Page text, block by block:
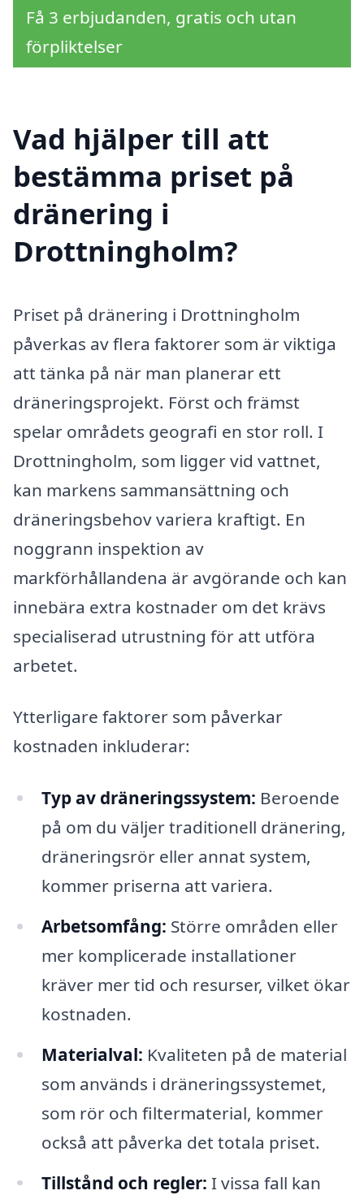
Få 3 erbjudanden, gratis och utan
förpliktelser
Vad hjälper till att
bestämma priset på
dränering i
Drottningholm?
Priset på dränering i Drottningholm
påverkas av flera faktorer som är viktiga
att tänka på när man planerar ett
dräneringsprojekt. Först och främst
spelar områdets geografi en stor roll. I
Drottningholm, som ligger vid vattnet,
kan markens sammansättning och
dräneringsbehov variera kraftigt. En
noggrann inspektion av
markförhållandena är avgörande och kan
innebära extra kostnader om det krävs
specialiserad utrustning för att utföra
arbetet.
Ytterligare faktorer som påverkar
kostnaden inkluderar:
Typ av dräneringssystem: Beroende
på om du väljer traditionell dränering,
dräneringsrör eller annat system,
kommer priserna att variera.
Arbetsomfång: Större områden eller
mer komplicerade installationer
kräver mer tid och resurser, vilket ökar
kostnaden.
Materialval: Kvaliteten på de material
som används i dräneringssystemet,
som rör och filtermaterial, kommer
också att påverka det totala priset.
Tillstånd och regler: I vissa fall kan